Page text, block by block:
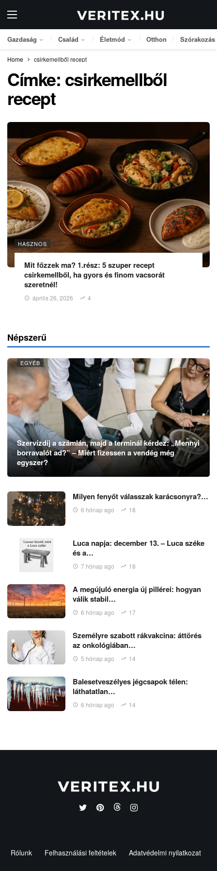
Gazdaság Család Életmód Otthon Szórakozás
Home csirkemellből recept
Címke: csirkemellből
recept
HASZNOS
Mit főzzek ma? 1.rész: 5 szuper recept
csirkemellből, ha gyors és finom vacsorát
szeretnél!
április 26, 2026 4
Népszerű
EGYÉB
Szervízdíj a számlán, majd a terminál kérdez: „Mennyi
borravalót ad?” – Miért fizessen a vendég még
egyszer?
Milyen fenyőt válasszak karácsonyra?…
6 hónap ago 18
Luca napja: december 13. – Luca széke
és a…
7 hónap ago 18
A megújuló energia új pillérei: hogyan
válik stabil…
6 hónap ago 17
Személyre szabott rákvakcina: áttörés
az onkológiában…
5 hónap ago 14
Balesetveszélyes jégcsapok télen:
láthatatlan…
6 hónap ago 14
Rólunk Felhasználási feltételek Adatvédelmi nyilatkozat